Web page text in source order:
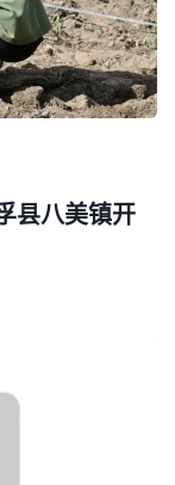
县八美镇开